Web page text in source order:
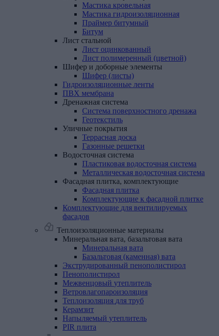
Мастика кровельная
Мастика гидроизоляционная
Праймер битумный
Битум
Лист стальной
Лист оцинкованный
Лист полимеренный (цветной)
Шифер и доборные элементы
Шифер (листы)
Гидроизоляционные ленты
ПВХ мембрана
Дренажная система
Система поверхностного дренажа
Геотекстиль
Уличные покрытия
Террасная доска
Газонные решетки
Водосточная система
Пластиковая водосточная система
Металлическая водосточная система
Фасадная плитка, комплектующие
Фасадная плитка
Комплектующие к фасадной плитке
Комплектующие для вентилируемых
фасадов
Теплоизоляционные материалы
Минеральная вата, базальтовая вата
Минеральная вата
Базальтовая (каменная) вата
Экструдированный пенополистирол
Пенополистирол
Межвенцовый утеплитель
Ветровлагопароизоляция
Теплоизоляция для труб
Керамзит
Напыляемый утеплитель
PIR плита